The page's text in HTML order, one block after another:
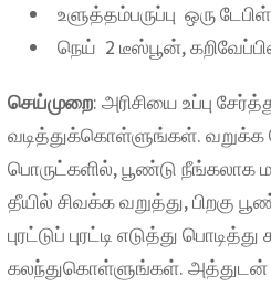
உளுத்தம்பருப்பு ஒரு
நெய் 2 டீஸ்பூன்,
செய்முறை: அரிசியை உப்பு
வடித்துக்கொள்ளுங்கள்.
பொருட்களில், பூண்டு நீங்கலாக
தீயில் சிவக்க வறுத்து, பிறகு
புரட்டுப் புரட்டி எடுத்து
கலந்துகொள்ளுங்கள். அத்துடன்